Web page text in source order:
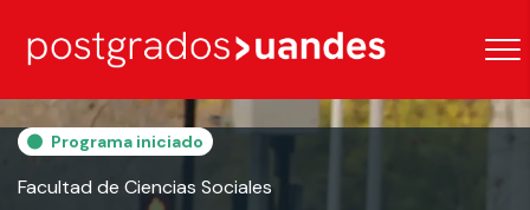
Programa iniciado
Facultad de Ciencias Sociales